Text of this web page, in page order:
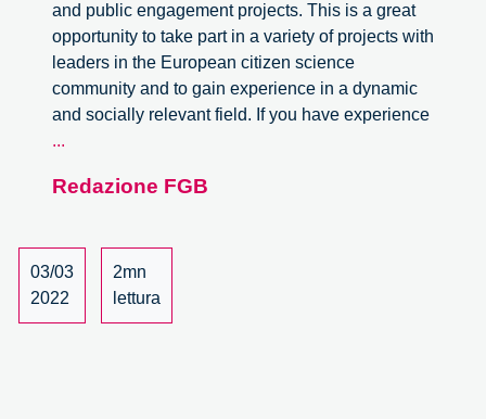
and public engagement projects. This is a great
opportunity to take part in a variety of projects with
leaders in the European citizen science
community and to gain experience in a dynamic
and socially relevant field. If you have experience
...
looking
a
citizen
science
Project
Redazione FGB
03/03
2022
2mn
lettura